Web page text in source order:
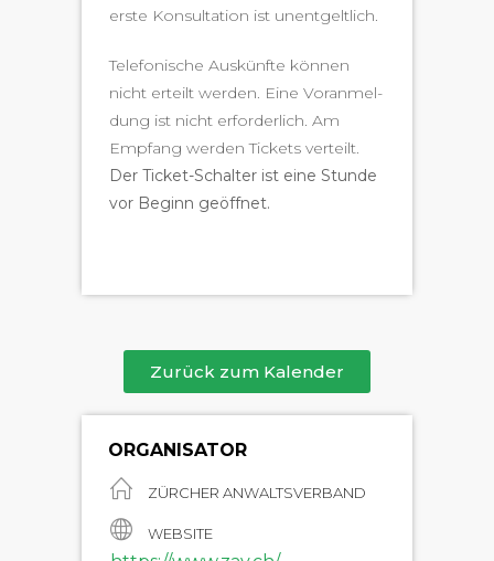
erste Kon­sul­ta­tion ist unentgeltlich.
Tele­fonis­che Auskün­fte kön­nen
nicht erteilt wer­den. Eine Voran­mel­
dung ist nicht erforder­lich. Am
Emp­fang wer­den Tick­ets verteilt.
Der Tick­et-Schal­ter ist eine Stunde
vor Beginn geöffnet.
Zurück zum Kalender
ORGANISATOR
ZÜRCHER ANWALTSVERBAND
WEBSITE